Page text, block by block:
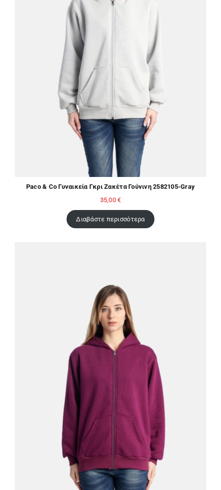
Paco & Co Γυναικεία Γκρι Ζακέτα Γούνινη 2582105-Gray
35,00€
Διαβάστε περισσότερα